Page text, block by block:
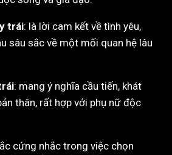
trái: là lời cam kết về tình yêu,
sâu sắc về một mối quan hệ lâu
: mang ý nghĩa cầu tiến, khát
thân, rất hợp với phụ nữ độc
cứng nhắc trong việc chọn